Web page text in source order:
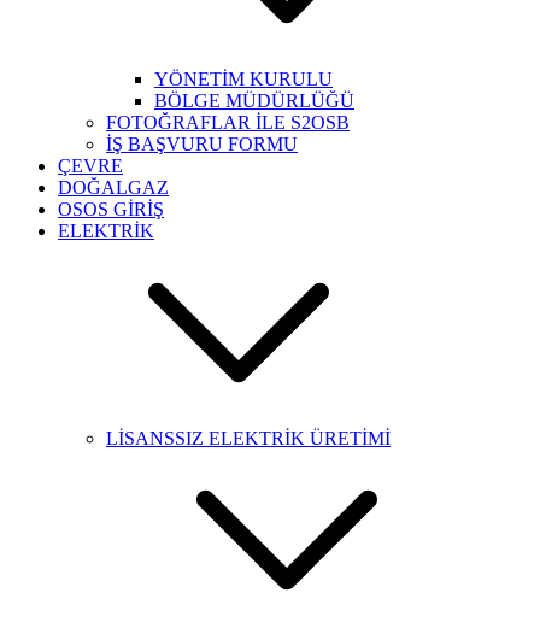
YÖNETİM KURULU
BÖLGE MÜDÜRLÜĞÜ
FOTOĞRAFLAR İLE S2OSB
İŞ BAŞVURU FORMU
ÇEVRE
DOĞALGAZ
OSOS GİRİŞ
ELEKTRİK
LİSANSSIZ ELEKTRİK ÜRETİMİ